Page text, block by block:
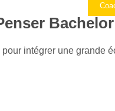
intégrer une grande